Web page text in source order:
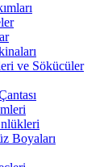
ve Sökücüler
Boyaları